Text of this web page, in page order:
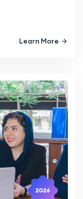
Learn More
2026